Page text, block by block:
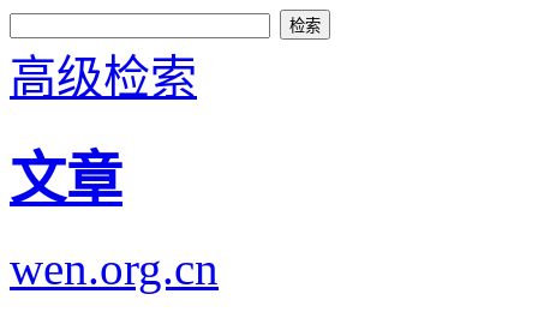
高级检索
文章
wen.org.cn